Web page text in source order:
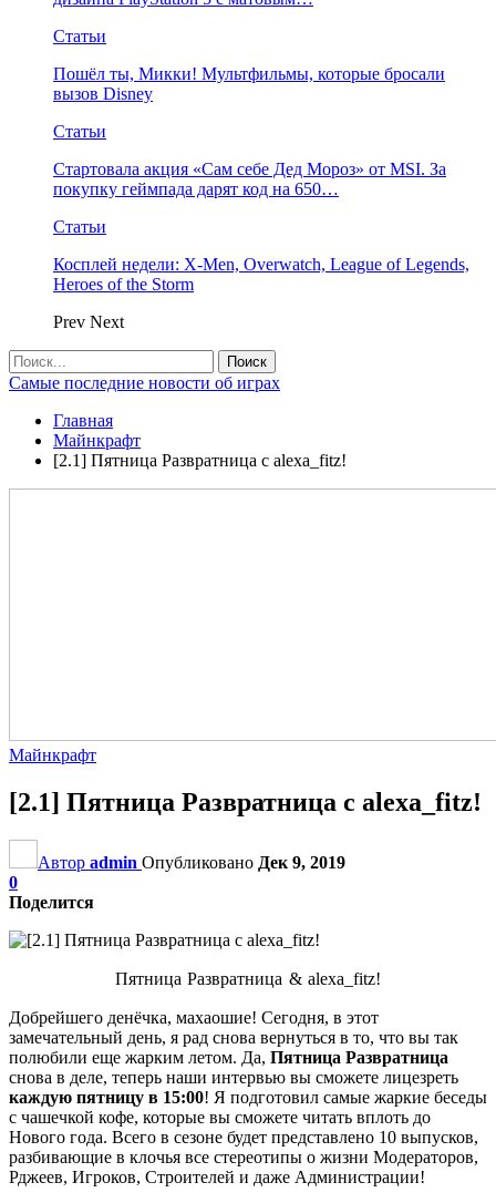
Статьи
Пошёл ты, Микки! Мультфильмы, которые бросали
вызов Disney
Статьи
Стартовала акция «Сам себе Дед Мороз» от MSI. За
покупку геймпада дарят код на 650…
Статьи
Косплей недели: X-Men, Overwatch, League of Legends,
Heroes of the Storm
Prev Next
Самые последние новости об играх
Главная
Майнкрафт
[2.1] Пятница Развратница с alexa_fitz!
Майнкрафт
[2.1] Пятница Развратница с alexa_fitz!
Автор admin Опубликовано Дек 9, 2019
0
Поделится
Пятница Развратница & alexa_fitz!
Добрейшего денёчка, махаошие! Сегодня, в этот
замечательный день, я рад снова вернуться в то, что вы так
полюбили еще жарким летом. Да, Пятница Развратница
снова в деле, теперь наши интервью вы сможете лицезреть
каждую пятницу в 15:00! Я подготовил самые жаркие беседы
с чашечкой кофе, которые вы сможете читать вплоть до
Нового года. Всего в сезоне будет представлено 10 выпусков,
разбивающие в клочья все стереотипы о жизни Модераторов,
Рджеев, Игроков, Строителей и даже Администрации!